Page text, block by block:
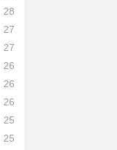
28
27
27
26
26
26
25
25